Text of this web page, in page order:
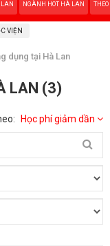
LAN NGÀNH HOT HÀ LAN
VIỆN
dụng tại Hà Lan
LAN (3)
Học phí giảm dần
VỀ NAM PHONG